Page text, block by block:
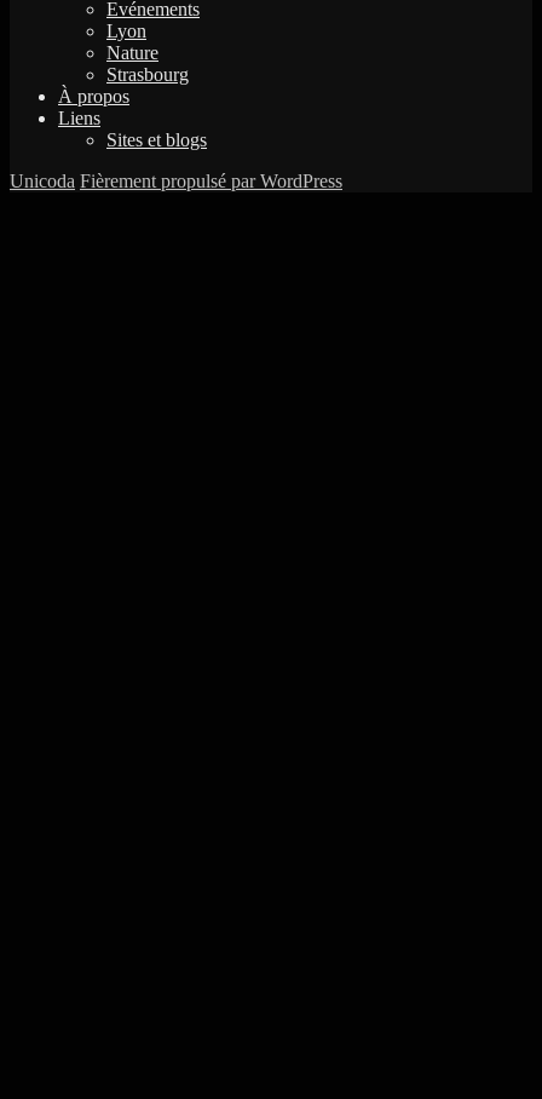
Evénements
Lyon
Nature
Strasbourg
À propos
Liens
Sites et blogs
Unicoda Fièrement propulsé par WordPress